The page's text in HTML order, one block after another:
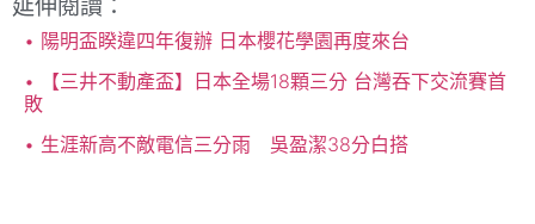
延伸閱讀：
陽明盃睽違四年復辦 日本櫻花學園再度來台
【三井不動產盃】日本全場18顆三分 台灣吞下交流賽首
敗
生涯新高不敵電信三分雨 吳盈潔38分白搭